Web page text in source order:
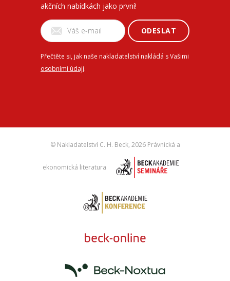
akčních nabídkách jako první!
ODESLAT
Přečtěte si, jak naše nakladatelství nakládá s Vašimi
osobními údaji.
© Nakladatelství C. H. Beck, 2026 Právnická a
ekonomická literatura